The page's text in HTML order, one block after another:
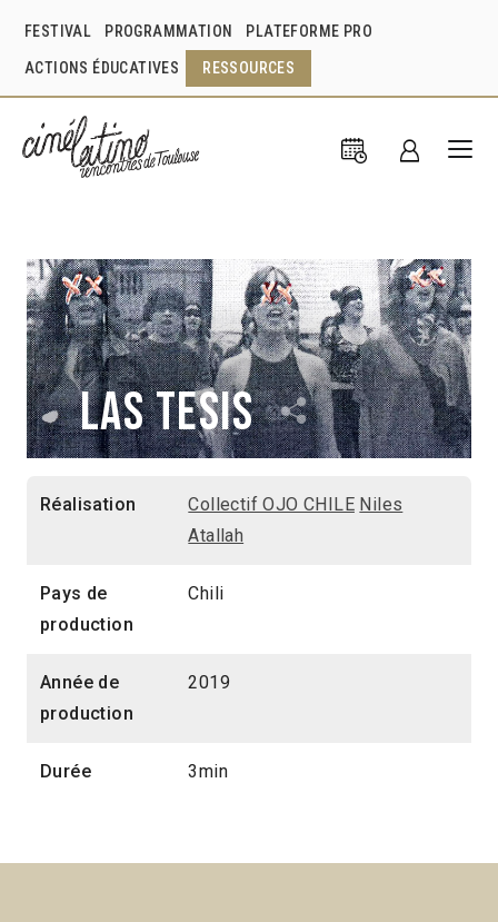
FESTIVAL PROGRAMMATION PLATEFORME PRO
ACTIONS ÉDUCATIVES RESSOURCES
Las tesis
Collectif OJO CHILE Niles Atallah Chili
2024 > Otra mirada : Casa Creativa Diluvio
Réalisation Collectif OJO CHILE Niles
Atallah
Pays de
production
Chili
Année de
production
2019
Durée 3min